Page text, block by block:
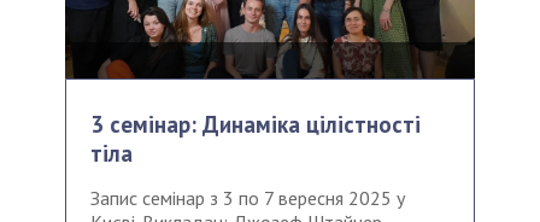
3 семінар: Динаміка цілістності
тіла
Запис семінар з 3 по 7 вересня 2025 у